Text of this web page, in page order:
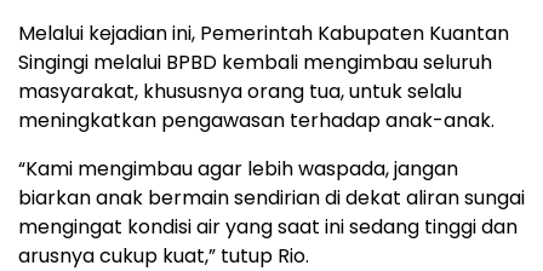
Melalui kejadian ini, Pemerintah Kabupaten Kuantan
Singingi melalui BPBD kembali mengimbau seluruh
masyarakat, khususnya orang tua, untuk selalu
meningkatkan pengawasan terhadap anak-anak.
“Kami mengimbau agar lebih waspada, jangan
biarkan anak bermain sendirian di dekat aliran sungai
mengingat kondisi air yang saat ini sedang tinggi dan
arusnya cukup kuat,” tutup Rio.